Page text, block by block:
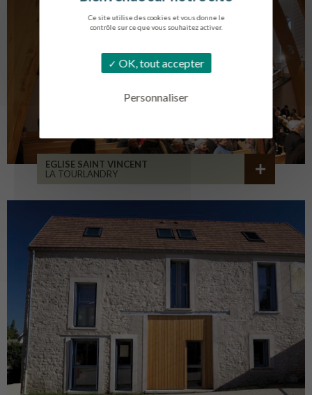
Ce site utilise des cookies et vous donne le
contrôle sur ce que vous souhaitez activer.
OK, tout accepter
Personnaliser
EGLISE SAINT VINCENT
LA TOURLANDRY